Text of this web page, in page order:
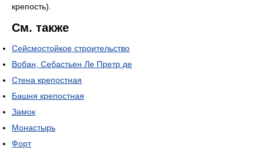
крепость).
См. также
Сейсмостойкое строительство
Вобан, Себастьен Ле Претр де
Стена крепостная
Башня крепостная
Замок
Монастырь
Форт